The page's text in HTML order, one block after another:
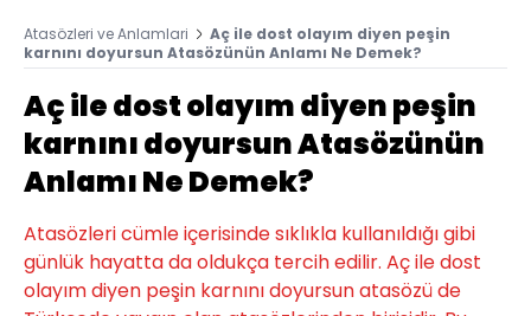
Atasözleri ve Anlamlari
Aç ile dost olayım diyen peşin
karnını doyursun Atasözünün Anlamı Ne Demek?
Aç ile dost olayım diyen peşin
karnını doyursun Atasözünün
Anlamı Ne Demek?
Atasözleri cümle içerisinde sıklıkla kullanıldığı gibi
günlük hayatta da oldukça tercih edilir. Aç ile dost
olayım diyen peşin karnını doyursun atasözü de